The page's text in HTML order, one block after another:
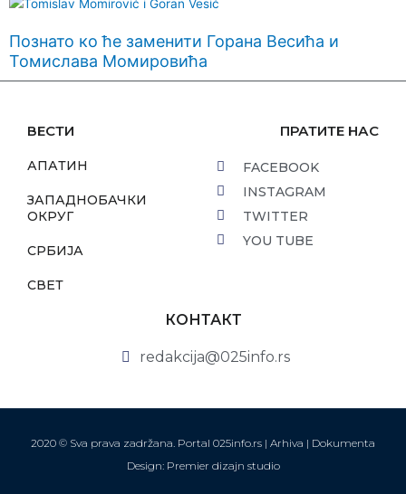
Познато ко ће заменити Горана Весића и
Томислава Момировића
ВЕСТИ
АПАТИН
ЗАПАДНОБАЧКИ
ОКРУГ
СРБИЈА
СВЕТ
ПРАТИТЕ НАС
FACEBOOK
INSTAGRAM
TWITTER
YOU TUBE
КОНТАКТ
redakcija@025info.rs
2020 © Sva prava zadržana. Portal 025info.rs | Arhiva | Dokumenta
Design: Premier dizajn studio